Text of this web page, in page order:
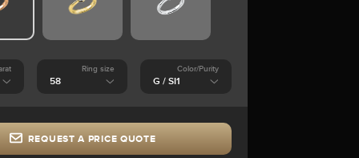
Ring size Color/Purity
REQUEST A PRICE QUOTE